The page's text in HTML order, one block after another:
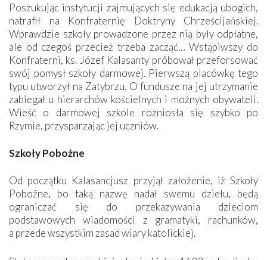
Poszukując instytucji zajmujących się edukacją ubogich,
natrafił na Konfraternię Doktryny Chrześcijańskiej.
Wprawdzie szkoły prowadzone przez nią były odpłatne,
ale od czegoś przecież trzeba zacząć… Wstąpiwszy do
Konfraterni, ks. Józef Kalasanty próbował przeforsować
swój pomysł szkoły darmowej. Pierwszą placówkę tego
typu utworzył na Zatybrzu. O fundusze na jej utrzymanie
zabiegał u hierarchów kościelnych i możnych obywateli.
Wieść o darmowej szkole rozniosła się szybko po
Rzymie, przysparzając jej uczniów.
Szkoły Pobożne
Od początku Kalasancjusz przyjął założenie, iż Szkoły
Pobożne, bo taką nazwę nadał swemu dziełu, będą
ograniczać się do przekazywania dzieciom
podstawowych wiadomości z gramatyki, rachunków,
a przede wszystkim zasad wiary katolickiej.